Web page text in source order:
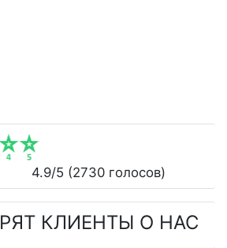
4.9/5 (2730голосов)
КЛИЕНТЫ О НАС